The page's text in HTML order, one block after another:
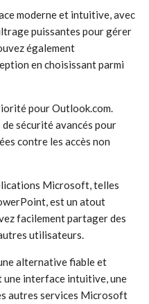
moderne et intuitive, avec
puissantes pour gérer
également
en choisissant parmi
pour Outlook.com.
sécurité avancés pour
contre les accès non
Microsoft, telles
est un atout
facilement partager des
utilisateurs.
alternative fiable et
interface intuitive, une
autres services Microsoft